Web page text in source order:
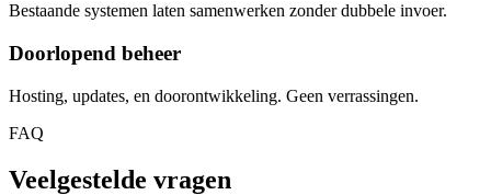
Bestaande systemen laten samenwerken zonder dubbele invoer.
Doorlopend beheer
Hosting, updates, en doorontwikkeling. Geen verrassingen.
FAQ
Veelgestelde vragen